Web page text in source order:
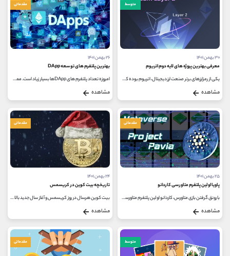
متوسط
۳۰ بهمن ۱۴۰۱
معرفی بهترین پروژه های لایه دوم اتریوم
یکی از رمزارزهای برتر صنعت ارز دیجیتال، اتریوم بوده که مورد استقبال بسیاری از کاربران در این حوزه قرار گرفته است. بیش از هزار...
مشاهده
مقدماتی
۲۶ بهمن ۱۴۰۱
بهترین پلتفرم های توسعه DApp
امروزه تعداد پلتفرم های DAppها بسیار زیاد است. ممکن است انتخاب چیزی که کاملاً مطابق با نیازهای توسعه دهندگان باشد چالش برانگیز...
مشاهده
مقدماتی
۲۵ بهمن ۱۴۰۱
پاویا اولین پلتفرم متاورسی کاردانو
با رونق گرفتن بازی متاورس، کاردانو اولین پلتفرم متاورسی خود را تحت عنوان پاویا (Pavia) ارائه کرده است. Pavia Crypto یک بازی NFT Metaverse...
مشاهده
مقدماتی
۲۴ بهمن ۱۴۰۱
تاریخچه بیت کوین در کریسمس
بیت کوین هرسال در روز کریسمس و آغاز سال جدید بالا و پایین می شود و روند قیمتی آن در هفته منتهی به آغاز سال جدید میلادی طی سال...
مشاهده
متوسط مقدماتی